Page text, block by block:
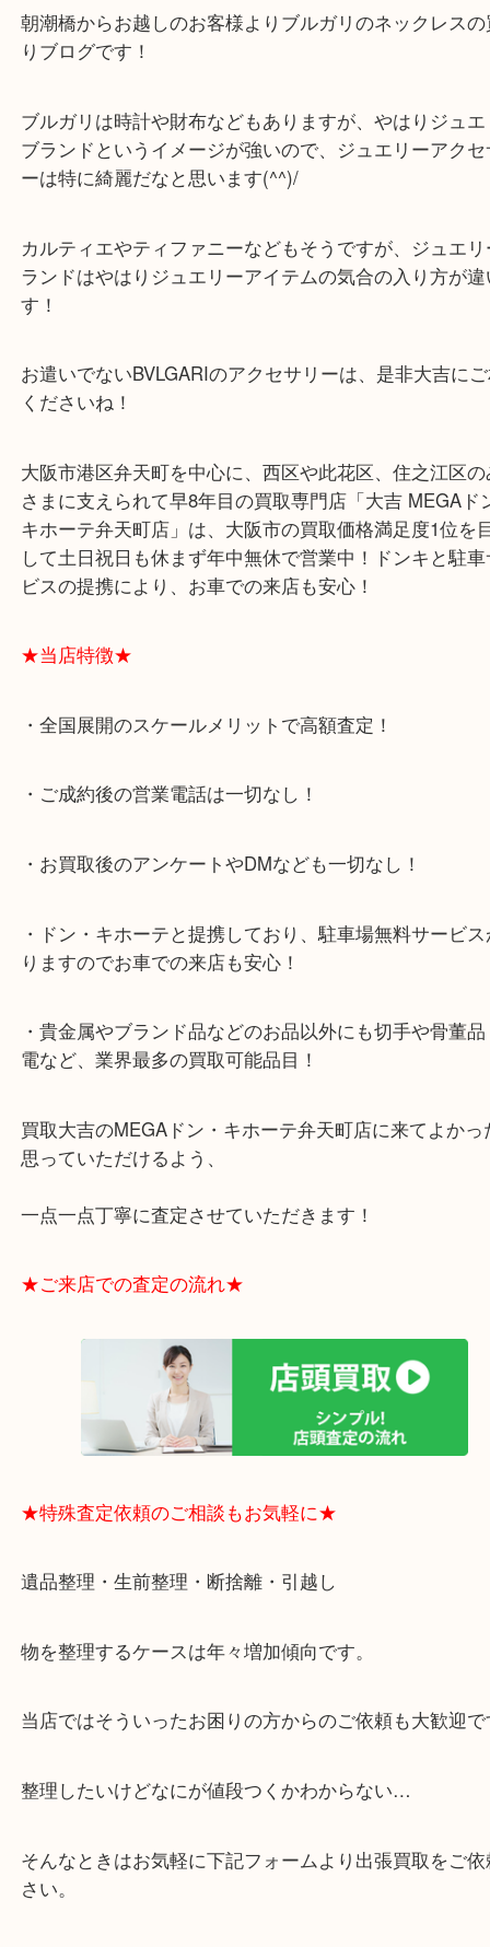
朝潮橋からお越しのお客様よりブルガリのネックレ
りブログです！
ブルガリは時計や財布などもありますが、やはりジ
ブランドというイメージが強いので、ジュエリーア
カルティエやティファニーなどもそうですが、ジ
ランドはやはりジュエリーアイテムの気合の入り
くださいね！
大阪市港区弁天町を中心に、西区や此花区、住之江
さまに支えられて早8年目の買取専門店「大吉
して土日祝日も休まず年中無休で営業中！ドンキと
ビスの提携により、お車での来店も安心！
★当店特徴★
・全国展開のスケールメリットで高額査定！
・ご成約後の営業電話は一切なし！
・お買取後のアンケートやDMなども一切なし！
・ドン・キホーテと提携しており、駐車場無料サ
電など、業界最多の買取可能品目！
買取大吉のMEGAドン・キホーテ弁天町店に来てよ